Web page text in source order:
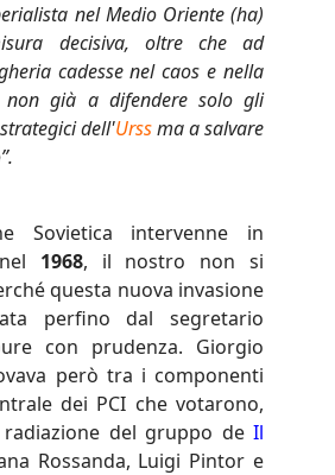
nel Medio Oriente (ha)
decisiva, oltre che ad
cadesse nel caos e nella
non già a difendere solo gli
dell'Urssma a salvare
Sovietica intervenne in
1968, il nostro non si
questa nuova invasione
perfino dal segretario
con prudenza. Giorgio
però tra i componenti
dei PCI che votarono,
del gruppo deIl
Rossanda, Luigi Pintor e